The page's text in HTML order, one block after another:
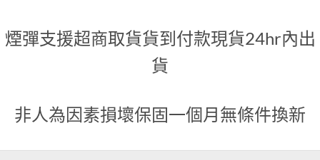
煙彈支援超商取貨貨到付款現貨24hr內出
貨
非人為因素損壞保固一個月無條件換新